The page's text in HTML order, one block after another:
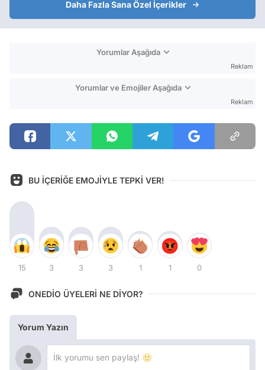
Daha Fazla Sana Özel İçerikler
Yorumlar Aşağıda
Reklam
Yorumlar ve Emojiler Aşağıda
Reklam
BU İÇERİĞE EMOJİYLE TEPKİ VER!
15 3 3 3 1 1 0
ONEDİO ÜYELERİ NE DİYOR?
Yorum Yazın